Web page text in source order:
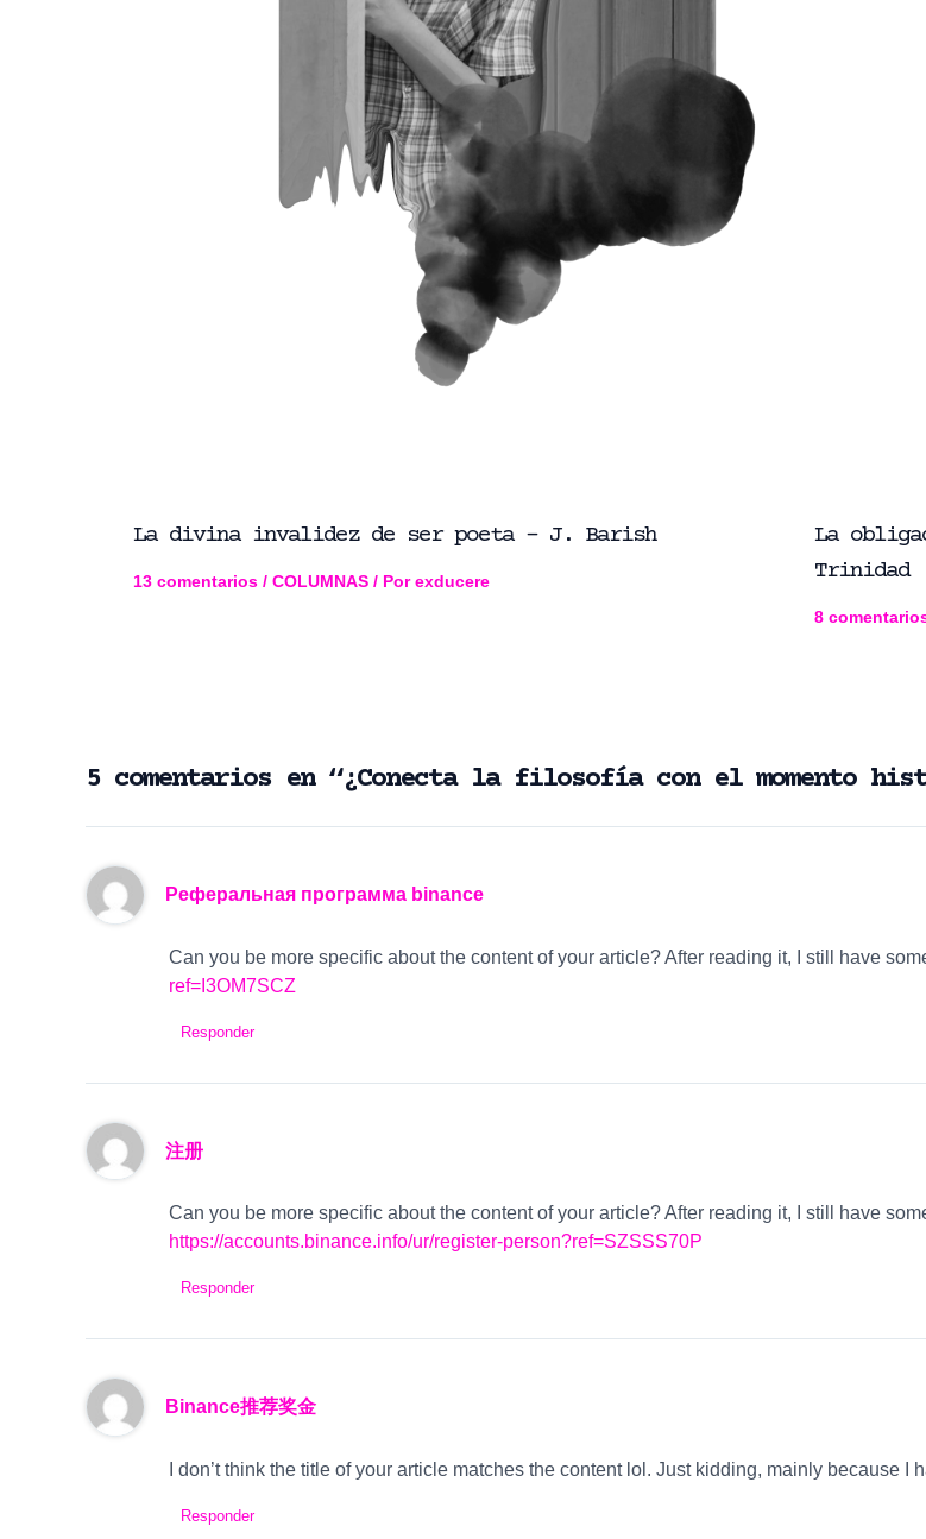
La divina invalidez de ser poeta – J. Barish
13 comentarios / COLUMNAS / Porexducere
La
Trinidad
8
5 comentarios en “¿Conecta la filosofía con el momento
Реферальная программа binance
Can you be more specific about the content of your article? After reading it, I still have
ref=I3OM7SCZ
Responder
注册
Can you be more specific about the content of your article? After reading it, I still have
https://accounts.binance.info/ur/register-person?ref=SZSSS70P
Responder
Binance推荐奖金
I don’t think the title of your article matches the content lol. Just kidding, mainly because I
Responder